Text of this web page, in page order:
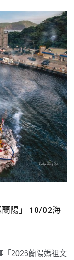
蘭陽」 10/02海
「2026蘭陽媽祖文